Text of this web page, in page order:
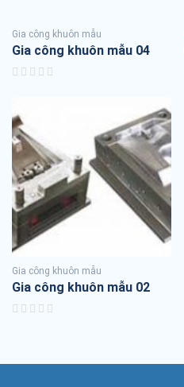
Gia công khuôn mẫu
Gia công khuôn mẫu 04
Gia công khuôn mẫu
Gia công khuôn mẫu 02